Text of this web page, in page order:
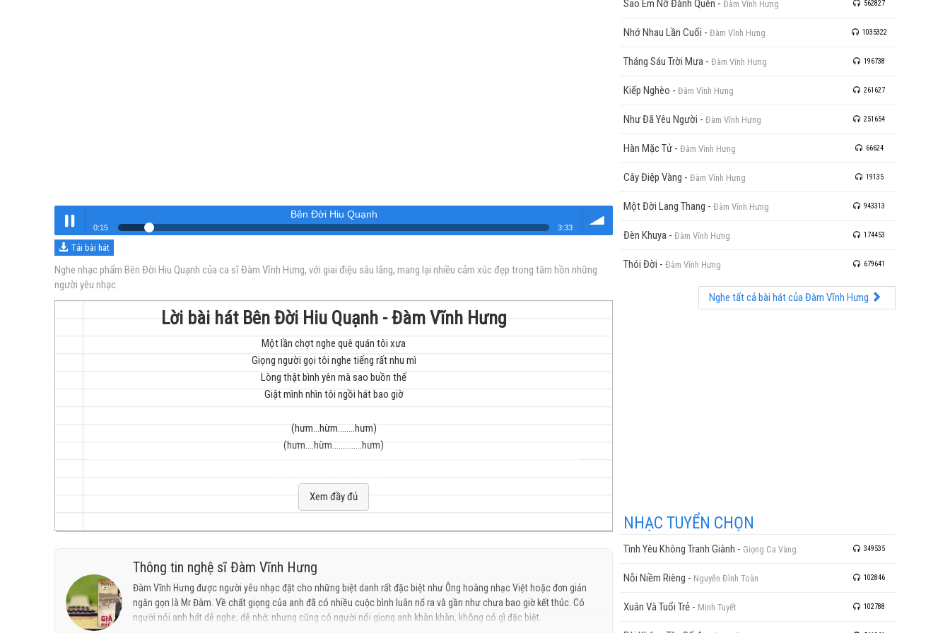
Nghe
Bên Đời Hiu Quạnh
0:15 3:33
Bên Đời Hiu Quạnh
Tải bài hát
Nghe nhạc phẩm Bên Đời Hiu Quạnh của ca sĩ Đàm Vĩnh Hưng, với giai điệu sâu lắng, mang lại nhiều cảm xúc đẹp trong tâm hồn những
người yêu nhạc.
Lời bài hát Bên Đời Hiu Quạnh - Đàm Vĩnh Hưng
Một lần chợt nghe quê quán tôi xưa
Giọng người gọi tôi nghe tiếng rất nhu mì
Lòng thật bình yên mà sao buồn thế
Giật mình nhìn tôi ngồi hát bao giờ
(hưm...hừm........hưm)
(hưm....hừm..............hưm)
Rồi một lần kia khăn gói đi xa
Tưởng rằng được quên thương nhớ nơi quê nhà
Lòng thật bình yên mà sao buồn thế
Giật mình nhìn tôi ngồi khóc bao giờ
(hưm...hừm........hưm)
(hưm....hừm..............hưm)
Đường nào quạnh hiu tôi đã đi qua
Xem đầy đủ
Thông tin nghệ sĩ Đàm Vĩnh Hưng
Đàm Vĩnh Hưng được người yêu nhạc đặt cho những biệt danh rất đặc biệt như Ông hoàng nhạc Việt hoặc đơn giản
ngắn gọn là Mr Đàm. Về chất giọng của anh đã có nhiều cuộc bình luân nổ ra và gần như chưa bao giờ kết thúc. Có
người nói anh hát dễ nghe, dễ nhớ; nhưng cũng có người nói giọng anh khàn khàn, không có gì đặc biệt.
Sao Em Nỡ Đành Quên - Đàm Vĩnh Hưng 562827
Nhớ Nhau Lần Cuối - Đàm Vĩnh Hưng 1035322
Tháng Sáu Trời Mưa - Đàm Vĩnh Hưng 196738
Kiếp Nghèo - Đàm Vĩnh Hưng 261627
Như Đã Yêu Người - Đàm Vĩnh Hưng 251654
Hàn Mặc Tử - Đàm Vĩnh Hưng 66624
Cây Điệp Vàng - Đàm Vĩnh Hưng 19135
Một Đời Lang Thang - Đàm Vĩnh Hưng 943313
Đèn Khuya - Đàm Vĩnh Hưng 174453
Thói Đời - Đàm Vĩnh Hưng 679641
Nghe tất cả bài hát của Đàm Vĩnh Hưng
NHẠC TUYỂN CHỌN
Tình Yêu Không Tranh Giành - Giọng Ca Vàng 349535
Nỗi Niềm Riêng - Nguyễn Đình Toàn 102846
Xuân Và Tuổi Trẻ - Minh Tuyết 102788